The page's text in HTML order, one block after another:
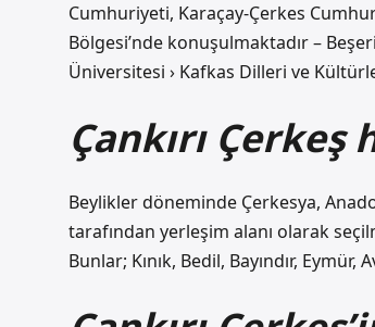
Cumhuriyeti, Karaçay-Çerkes
Bölgesi’nde konuşulmaktadır –
Üniversitesi › Kafkas Dilleri ve
Çankırı
Beylikler döneminde Çerkesya,
tarafından yerleşim alanı olarak
Bunlar; Kınık, Bedil, Bayındır,